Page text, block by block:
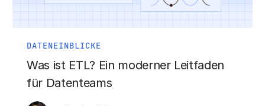
DATENEINBLICKE
Was ist ETL? Ein moderner Leitfaden
für Datenteams